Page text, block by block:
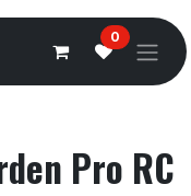
0
Pro RC